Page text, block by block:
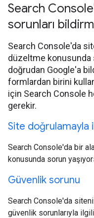
Search
sorunları
Search Console'da
düzeltme konusunda
doğrudan Google'a
formlardan birini
için Search Console
gerekir.
Site doğrulamayla
Search Console'da bir
konusunda sorun
Güvenlik sorunu
Search Console'da
güvenlik sorunlarıyla